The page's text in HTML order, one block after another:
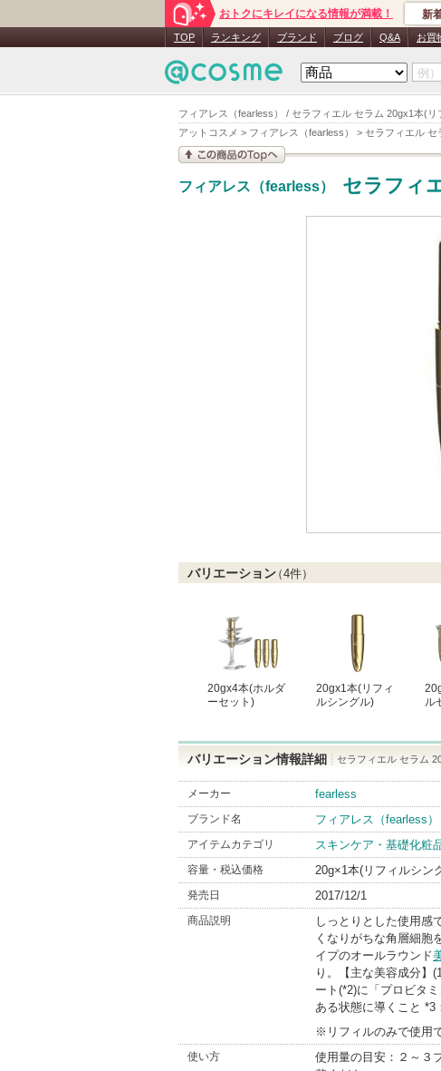
フィアレス（fearless） / セラフィエル セラム 20gx1本(
アットコスメ > フィアレス（fearless） > セラフィエル セ
おトクにキレイになる情報が満載！ 新
TOP ランキング ブランド ブログ Q&A お買
フィアレス（fearless） セラフィ
バリエーション（4件）
20gx4本(ホルダ
ーセット)
20gx1本(リフィ
ルシングル)
ル
バリエーション情報詳細 セラフィエル セラム
メーカー fearless
ブランド名
フィアレス（fearless）
アイテムカテゴリ スキンケア・基礎化粧
容量・税込価格 20g×1本(リフィルシン
発売日 2017/12/1
商品説明 しっとりとした使用感
くなりがちな角層細胞
イプのオールラウンド
り。【主な美容成分】
ート(*2)に「プロビタ
ある状態に導くこと *3
※リフィルのみで使用
使い方
使用量の目安：２～３